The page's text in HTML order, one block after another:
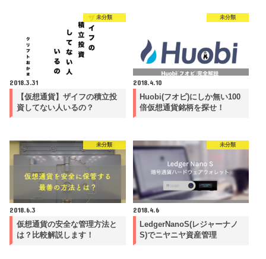
未分類
2018.3.31
【仮想通貨】ザイフの積立投
資してない人いるの？
未分類
2018.4.10
Huobi(フオビ)にしか無い100
倍仮想通貨銘柄を探せ！
未分類
2018.6.3
仮想通貨の安全な管理方法と
は？比較解説します！
未分類
2018.4.6
LedgerNanoS(レジャーナノ
S)でニヤニヤ資産管理